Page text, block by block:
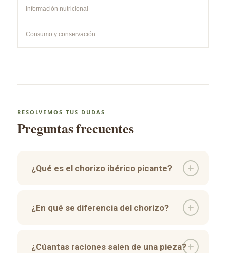
Información nutricional
Consumo y conservación
RESOLVEMOS TUS DUDAS
Preguntas frecuentes
¿Qué es el chorizo ibérico picante?
¿En qué se diferencia del chorizo?
¿Cúantas raciones salen de una pieza?